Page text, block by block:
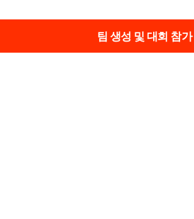
팀 생성 및 대회 참가